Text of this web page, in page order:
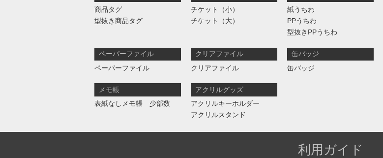
商品タグ
型抜き商品タグ
チケット（小）
チケット（大）
紙うちわ
PPうちわ
型抜きPPうちわ
ペーパーファイル
ペーパーファイル
クリアファイル
クリアファイル
缶バッジ
缶バッジ
メモ帳
表紙なしメモ帳 少部数
アクリルグッズ
アクリルキーホルダー
アクリルスタンド
利用ガイド